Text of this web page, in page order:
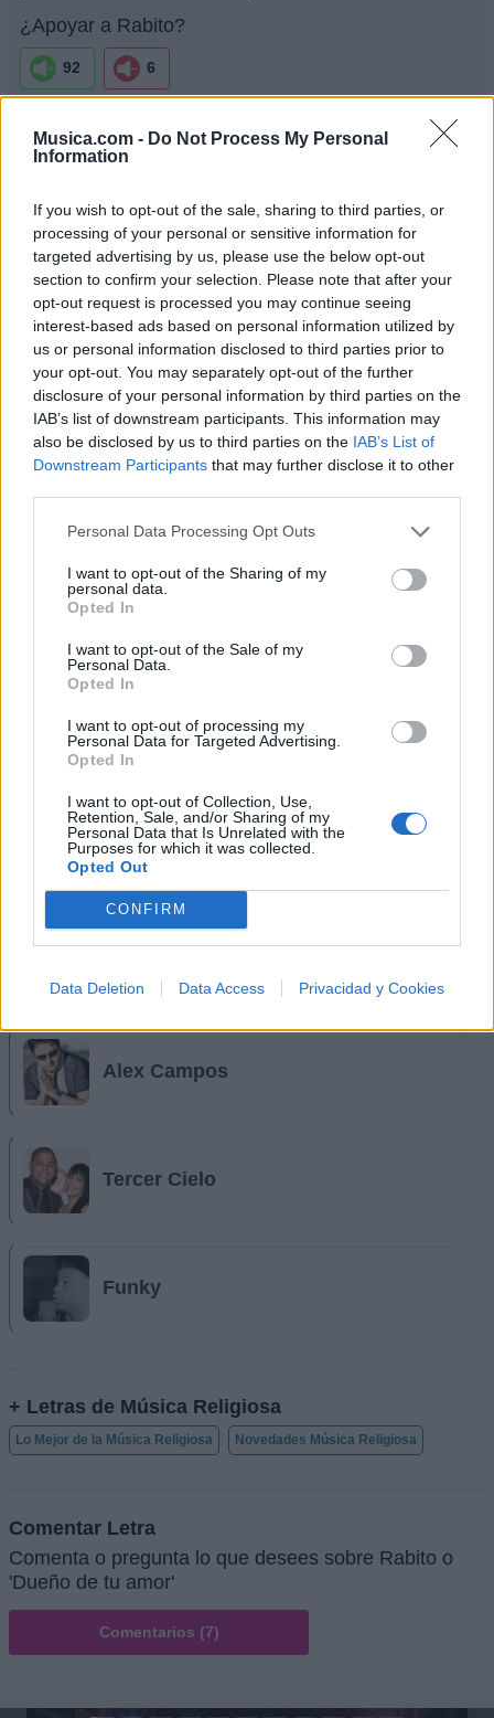
Musica.com - Do Not Process My Personal
Information
If you wish to opt-out of the sale, sharing to third parties, or
processing of your personal or sensitive information for
targeted advertising by us, please use the below opt-out
section to confirm your selection. Please note that after your
opt-out request is processed you may continue seeing
interest-based ads based on personal information utilized by
us or personal information disclosed to third parties prior to
your opt-out. You may separately opt-out of the further
disclosure of your personal information by third parties on the
IAB’s list of downstream participants. This information may
also be disclosed by us to third parties on the IAB’s List of
Downstream Participants that may further disclose it to other
Personal Data Processing Opt Outs
I want to opt-out of the Sharing of my
personal data.
Opted In
I want to opt-out of the Sale of my
Personal Data.
Opted In
I want to opt-out of processing my
Personal Data for Targeted Advertising.
Opted In
I want to opt-out of Collection, Use,
Retention, Sale, and/or Sharing of my
Personal Data that Is Unrelated with the
Purposes for which it was collected.
Opted Out
CONFIRM
Data Deletion Data Access Privacidad y Cookies
¿Apoyar a Rabito?
92 6
Ranking de Rabito TOP Música
Música Relacionada
Hermana Glenda
Jesús Adrián Romero
Alex Campos
Tercer Cielo
Funky
+ Letras de Música Religiosa
Lo Mejor de la Música Religiosa Novedades Música Religiosa
Comentar Letra
Comenta o pregunta lo que desees sobre Rabito o
'Dueño de tu amor'
Comentarios (7)